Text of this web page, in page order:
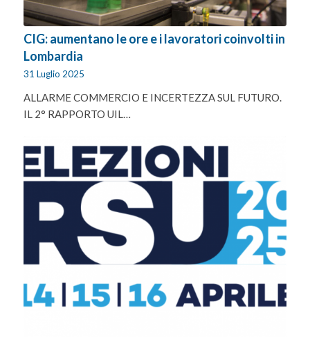
CIG: aumentano le ore e i lavoratori coinvolti in
Lombardia
31 Luglio 2025
ALLARME COMMERCIO E INCERTEZZA SUL FUTURO.
IL 2° RAPPORTO UIL…